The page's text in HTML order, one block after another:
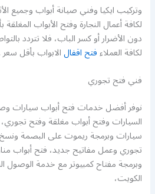
وتركيب ايكيا وفني صيانة أبواب وجميع
لكافة أعمال النجارة وفتح الأبواب
دون الأضرار أو كسر الباب، فلا تتردد
لكافة العملاءفتح اقفالالابواب بأقل سعر
فني فتح تجوري
نوفر أفضل خدمات فتح أبواب سيارات
السيارات وفتح أبواب مغلقة وفتح
سيارات وبرمجة ريموت على البصمة
وبرمجة مفتاح كمبيوتر مع خدمة الوصول
الكويت،